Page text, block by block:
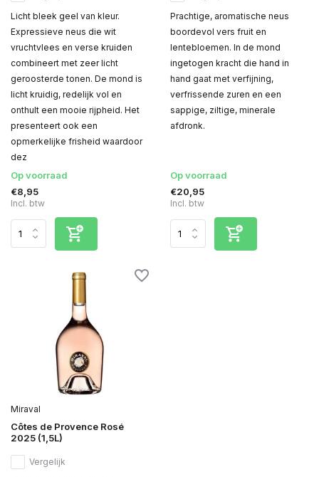
Licht bleek geel van kleur.
Expressieve neus die wit
vruchtvlees en verse kruiden
combineert met zeer licht
geroosterde tonen. De mond is
licht kruidig, redelijk vol en
onthult een mooie rijpheid. Het
presenteert ook een
opmerkelijke frisheid waardoor
dez
Op voorraad
€8,95
Incl. btw
Prachtige, aromatische neus
boordevol vers fruit en
lentebloemen. In de mond
ingetogen kracht die hand in
hand gaat met verfijning,
verfrissende zuren en een
sappige, ziltige, minerale
afdronk.
Op voorraad
€20,95
Incl. btw
Miraval
Côtes de Provence Rosé
2025 (1,5L)
Vergelijk